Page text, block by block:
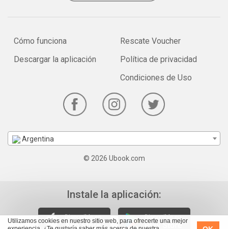
Utilizamos cookies en nuestro sitio web, para ofrecerte una mejor
Cómo funciona
Descargar la aplicación
Rescate Voucher
Política de privacidad
Condiciones de Uso
Argentina
© 2026 Ubook.com
Instale la aplicación: